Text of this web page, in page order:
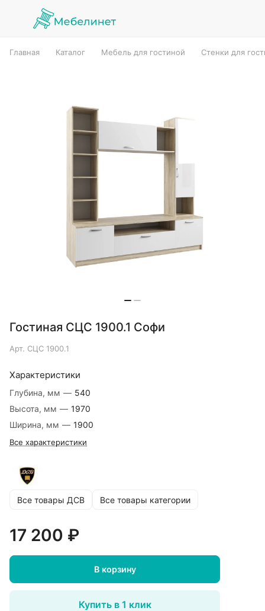
Главная Каталог Мебель для гостиной Стенки для
Гостиная СЦС 1900.1 Софи
Арт. СЦС 1900.1
Характеристики
Глубина, мм — 540
Высота, мм — 1970
Ширина, мм — 1900
Все характеристики
Все товары ДСВ Все товары категории
17 200 ₽
В корзину
Купить в 1 клик